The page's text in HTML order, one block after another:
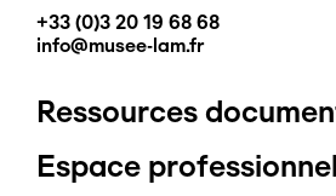
+33 (0)3 20 19 68 68
info@musee-lam.fr
Pied
de
Ressources
Espace professionnel